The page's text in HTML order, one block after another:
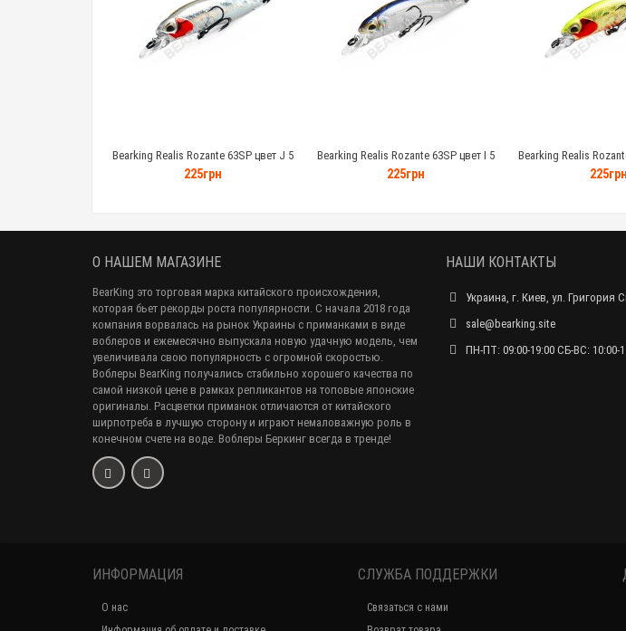
Bearking Realis Rozante 63SP цвет J 5
грамм
225грн
Bearking Realis Rozante 63SP цвет I 5
грамм
225грн
Bearking Realis
грамм
225грн
О НАШЕМ МАГАЗИНЕ
BearKing это торговая марка китайского происхождения,
которая бьет рекорды роста популярности. С начала 2018 года
компания ворвалась на рынок Украины с приманками в виде
воблеров и ежемесячно выпускала новую удачную модель, чем
увеличивала свою популярность с огромной скоростью.
Воблеры BearKing получались стабильно хорошего качества по
самой низкой цене в рамках репликантов на топовые японские
оригиналы. Расцветки приманок отличаются от китайского
ширпотреба в лучшую сторону и играют немаловажную роль в
конечном счете на воде. Воблеры Беркинг всегда в тренде!
НАШИ КОНТАКТЫ
Украина, г. Киев, ул. Григория
sale@bearking.site
ПН-ПТ: 09:00-19:00 СБ-ВС: 10:00-
ИНФОРМАЦИЯ
О нас
СЛУЖБА ПОДДЕРЖКИ
Связаться с нами